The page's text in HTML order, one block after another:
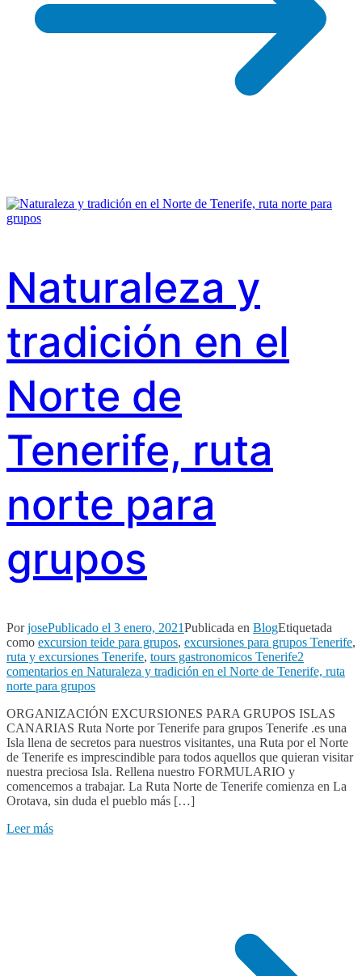
Naturaleza y
tradición en el
Norte de
Tenerife, ruta
norte para
grupos
PorjosePublicado el 3 enero, 2021Publicada en BlogEtiquetada
como excursion teide para grupos, excursiones para grupos Tenerife,
ruta y excursiones Tenerife, tours gastronomicos Tenerife2
comentarios en Naturaleza y tradición en el Norte de Tenerife, ruta
norte para grupos
ORGANIZACIÓN EXCURSIONES PARA GRUPOS ISLAS
CANARIAS Ruta Norte por Tenerife para grupos Tenerife .es una
Isla llena de secretos para nuestros visitantes, una Ruta por el Norte
de Tenerife es imprescindible para todos aquellos que quieran visitar
nuestra preciosa Isla. Rellena nuestro FORMULARIO y
comencemos a trabajar. La Ruta Norte de Tenerife comienza en La
Orotava, sin duda el pueblo más […]
Leer más